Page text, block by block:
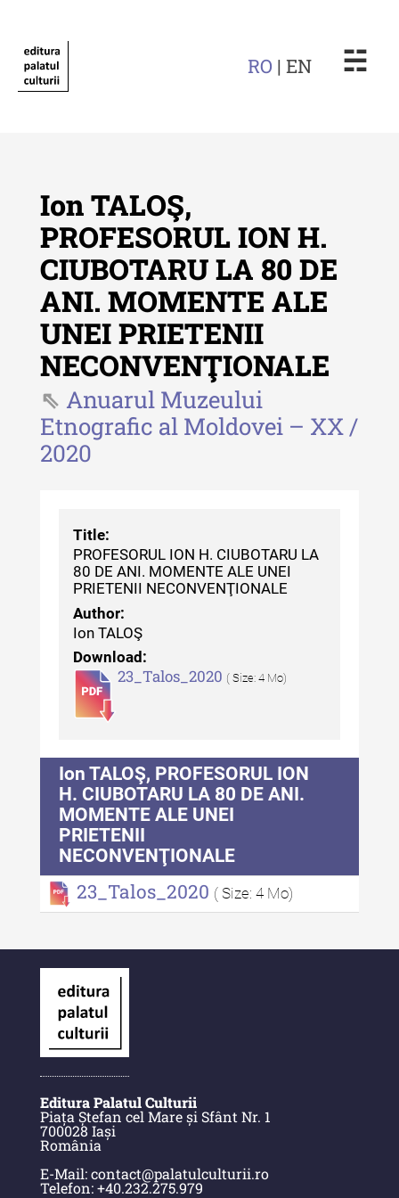
RO | EN ☵
Revista "Cercetări istorice"
Revista "Cercetări istorice" - XLIV
- 2025
Revista "Cercetări istorice" - XLIII
- 2024
Revista "Cercetări istorice" - XLII -
2023
Buletinul ”Ioan Neculce” al Muzeului
de Istorie a Moldovei
Buletinul ”Ioan Neculce” al
Muzeului de Istorie a Moldovei -
XXIV / 2018
Buletinul ”Ioan Neculce” al
Muzeului de Istorie a Moldovei -
XXIII / 2017
Muzeului de Istorie a Moldovei -
XXII / 2016
Indexul Complet
Anuarul Muzeului Etnografic al
Moldovei
Anuarul Muzeului Etnografic al
Anuarul Muzeului Etnografic al
Moldovei - XXI / 2021
Anuarul Muzeului Etnografic al
Moldovei - XX / 2020
Indexul Complet
Buletinul Muzeului Științei și
Tehnicii ”Ștefan Procopiu”
Ion TALOŞ,
PROFESORUL ION H.
CIUBOTARU LA 80 DE
ANI. MOMENTE ALE
UNEI PRIETENII
NECONVENŢIONALE
Anuarul Muzeului
Etnografic al Moldovei – XX /
2020
Title:
PROFESORUL ION H. CIUBOTARU LA
80 DE ANI. MOMENTE ALE UNEI
PRIETENII NECONVENŢIONALE
Author:
Ion TALOŞ
Download:
23_Talos_2020 ( Size: 4 Mo)
Ion TALOŞ, PROFESORUL ION
H. CIUBOTARU LA 80 DE ANI.
MOMENTE ALE UNEI
PRIETENII
NECONVENŢIONALE
23_Talos_2020 ( Size: 4 Mo)
Editura Palatul Culturii
Piața Ștefan cel Mare și Sfânt Nr. 1
700028 Iași
România
E-Mail: contact@palatulculturii.ro
Telefon: +40.232.275.979